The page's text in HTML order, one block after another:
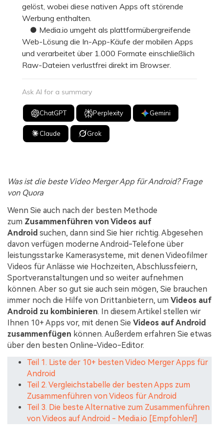
gelöst, wobei diese nativen Apps oft störende
Werbung enthalten.
● Media.io umgeht als plattformübergreifende
Web-Lösung die In-App-Käufe der mobilen Apps
und verarbeitet über 1.000 Formate einschließlich
Raw-Dateien verlustfrei direkt im Browser.
Ask AI for a summary
ChatGPT Perplexity Gemini
Claude Grok
Was ist die beste Video Merger App für Android? Frage
von Quora
Wenn Sie auch nach der besten Methode
zum Zusammenführen von Videos auf
Android suchen, dann sind Sie hier richtig. Abgesehen
davon verfügen moderne Android-Telefone über
leistungsstarke Kamerasysteme, mit denen Videofilmer
Videos für Anlässe wie Hochzeiten, Abschlussfeiern,
Sportveranstaltungen und so weiter aufnehmen
können. Aber so gut sie auch sein mögen, Sie brauchen
immer noch die Hilfe von Drittanbietern, um Videos auf
Android zu kombinieren. In diesem Artikel stellen wir
Ihnen 10+ Apps vor, mit denen Sie Videos auf Android
zusammenfügen können. Außerdem erfahren Sie etwas
über den besten Online-Video-Editor.
Teil 1. Liste der 10+ besten Video Merger Apps für
Android
Teil 2. Vergleichstabelle der besten Apps zum
Zusammenführen von Videos für Android
Teil 3. Die beste Alternative zum Zusammenführen
von Videos auf Android - Media.io [Empfohlen!]